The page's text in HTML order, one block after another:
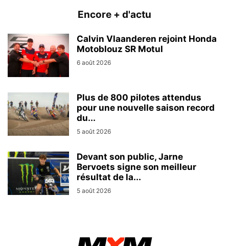
Encore + d'actu
Calvin Vlaanderen rejoint Honda
Motoblouz SR Motul
6 août 2026
Plus de 800 pilotes attendus
pour une nouvelle saison record
du...
5 août 2026
Devant son public, Jarne
Bervoets signe son meilleur
résultat de la...
5 août 2026